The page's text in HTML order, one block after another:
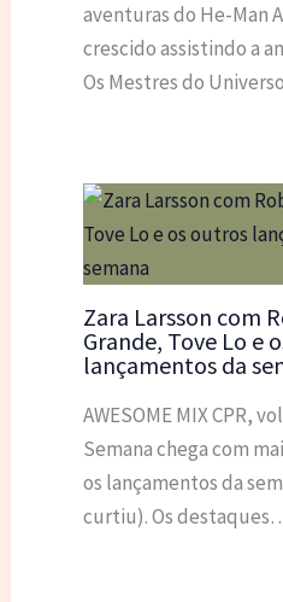
aventuras do He-Man
crescido assistindo a
Os Mestres do
Zara Larsson com
Grande, Tove Lo e
lançamentos da
AWESOME MIX CPR,
Semana chega com
os lançamentos da
curtiu). Os